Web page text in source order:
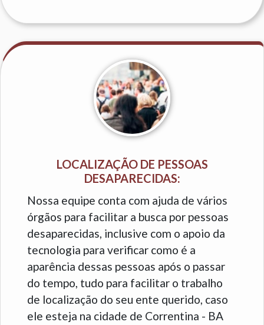
LOCALIZAÇÃO DE PESSOAS
DESAPARECIDAS:
Nossa equipe conta com ajuda de vários
órgãos para facilitar a busca por pessoas
desaparecidas, inclusive com o apoio da
tecnologia para verificar como é a
aparência dessas pessoas após o passar
do tempo, tudo para facilitar o trabalho
de localização do seu ente querido, caso
ele esteja na cidade de Correntina - BA